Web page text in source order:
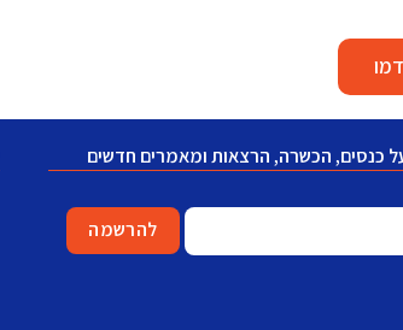
כנסים, הכשרה, הרצאות ומאמרים חדשים